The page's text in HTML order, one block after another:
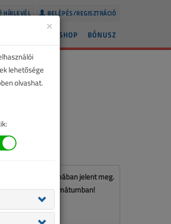
BELÉPÉS/REGISZTRÁCIÓ
HÍRLEVÉL
BÓNUSZ
SHOP
decemberi számában jelent meg.
PDF formátumban!
LETÖLTÉS
×
lehetősége
olvashat.